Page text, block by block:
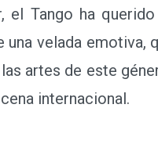
Tango ha querido
velada emotiva,
artes de este
internacional.